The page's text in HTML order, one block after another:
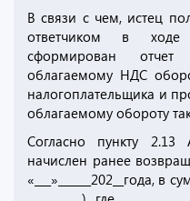
В связи с чем, истец
ответчиком в ходе
сформирован
облагаемому НДС
налогоплательщика и
облагаемому обороту
Согласно пункту
начислен ранее
«___»______202__года, в